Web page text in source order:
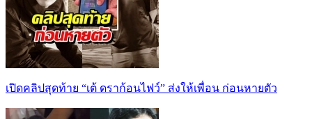
เปิดคลิปสุดท้าย “เต้ ดราก้อนไฟว์” ส่งให้เพื่อน ก่อนหายตัว